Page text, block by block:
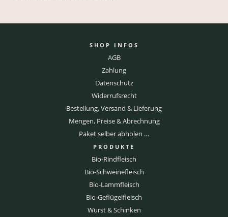
SHOP INFOS
AGB
Zahlung
Datenschutz
Widerrufsrecht
Bestellung, Versand & Lieferung
Mengen, Preise & Abrechnung
Paket selber abholen …
PRODUKTE
Bio-Rindfleisch
Bio-Schweinefleisch
Bio-Lammfleisch
Bio-Geflügelfleisch
Wurst & Schinken